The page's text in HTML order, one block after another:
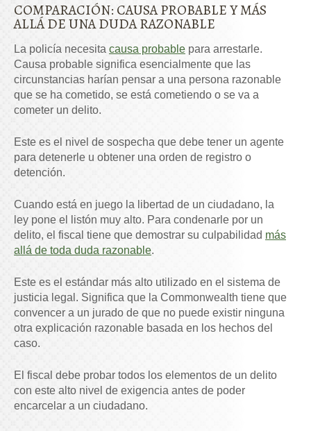
COMPARACIÓN: CAUSA PROBABLE Y MÁS
ALLÁ DE UNA DUDA RAZONABLE
La policía necesita causa probable para arrestarle.
Causa probable significa esencialmente que las
circunstancias harían pensar a una persona razonable
que se ha cometido, se está cometiendo o se va a
cometer un delito.
Este es el nivel de sospecha que debe tener un agente
para detenerle u obtener una orden de registro o
detención.
Cuando está en juego la libertad de un ciudadano, la
ley pone el listón muy alto. Para condenarle por un
delito, el fiscal tiene que demostrar su culpabilidad más
allá de toda duda razonable.
Este es el estándar más alto utilizado en el sistema de
justicia legal. Significa que la Commonwealth tiene que
convencer a un jurado de que no puede existir ninguna
otra explicación razonable basada en los hechos del
caso.
El fiscal debe probar todos los elementos de un delito
con este alto nivel de exigencia antes de poder
encarcelar a un ciudadano.